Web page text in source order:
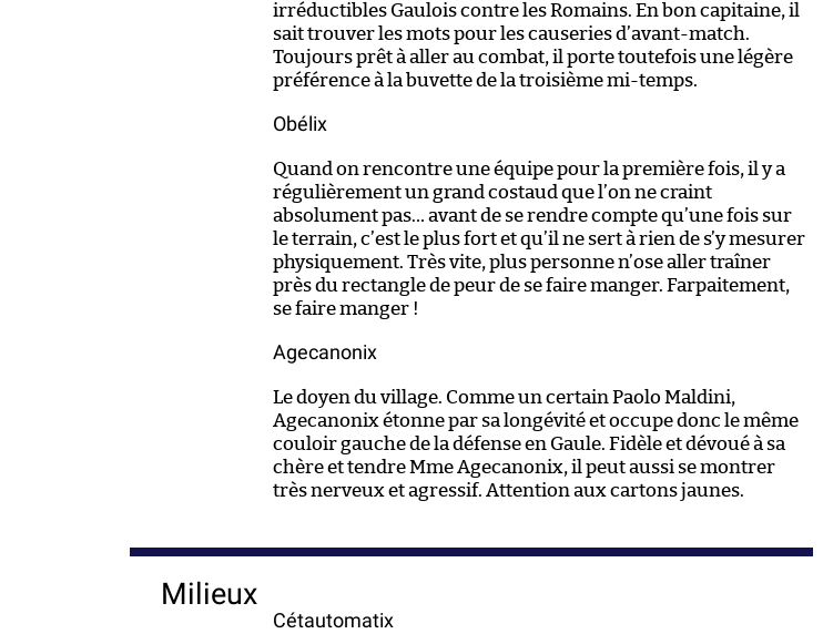
irréductibles Gaulois contre les Romains. En bon capitaine, il
sait trouver les mots pour les causeries d’avant-match.
Toujours prêt à aller au combat, il porte toutefois une légère
préférence à la buvette de la troisième mi-temps.
Obélix
Quand on rencontre une équipe pour la première fois, il y a
régulièrement un grand costaud que l’on ne craint
absolument pas… avant de se rendre compte qu’une fois sur
le terrain, c’est le plus fort et qu’il ne sert à rien de s’y mesurer
physiquement. Très vite, plus personne n’ose aller traîner
près du rectangle de peur de se faire manger. Farpaitement,
se faire manger !
Agecanonix
Le doyen du village. Comme un certain Paolo Maldini,
Agecanonix étonne par sa longévité et occupe donc le même
couloir gauche de la défense en Gaule. Fidèle et dévoué à sa
chère et tendre Mme Agecanonix, il peut aussi se montrer
très nerveux et agressif. Attention aux cartons jaunes.
Milieux
Cétautomatix